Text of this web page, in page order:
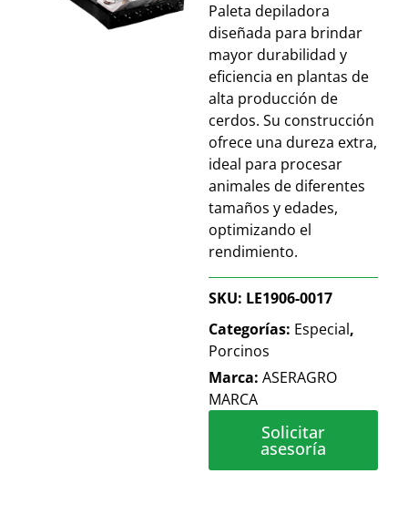
Paleta depiladora
diseñada para brindar
mayor durabilidad y
eficiencia en plantas de
alta producción de
cerdos. Su construcción
ofrece una dureza extra,
ideal para procesar
animales de diferentes
tamaños y edades,
optimizando el
rendimiento.
SKU: LE1906-0017
Categorías: Especial,
Porcinos
Marca: ASERAGRO
MARCA
Solicitar
asesoría